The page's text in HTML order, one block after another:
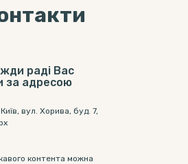
раді Вас
за адресою
вул. Хорива, буд. 7,
контента можна